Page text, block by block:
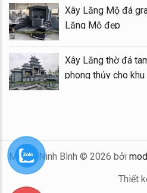
Xây Lăng Mộ đá
Lăng Mộ đẹp
Xây Lăng thờ đá
phong thủy cho
Mộ Đá Ninh Bình © 2026 bởi
Thiết